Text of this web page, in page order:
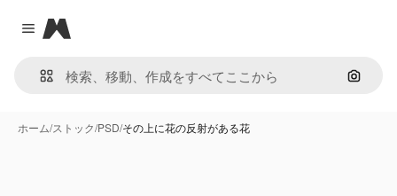
Close menu
Magnific
画像で
ホーム/ストック/PSD/その上に花の反射がある花